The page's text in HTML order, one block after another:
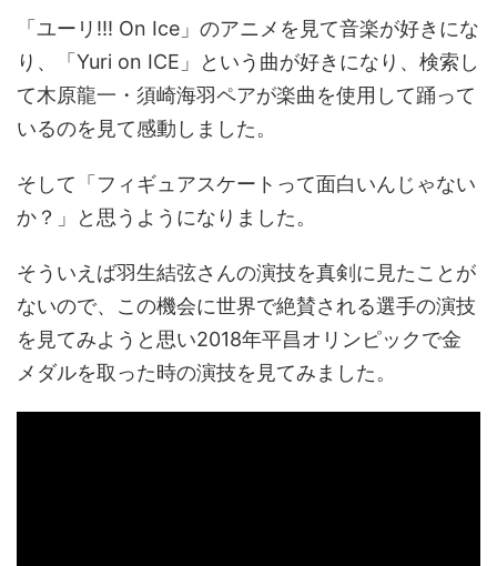
「ユーリ!!! On Ice」のアニメを見て音楽が好きにな
り、「Yuri on ICE」という曲が好きになり、検索し
て木原龍一・須崎海羽ペアが楽曲を使用して踊って
いるのを見て感動しました。
そして「フィギュアスケートって面白いんじゃない
か？」と思うようになりました。
そういえば羽生結弦さんの演技を真剣に見たことが
ないので、この機会に世界で絶賛される選手の演技
を見てみようと思い2018年平昌オリンピックで金
メダルを取った時の演技を見てみました。